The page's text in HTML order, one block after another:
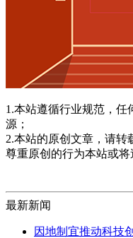
1.本站遵循行业规范，
源；
2.本站的原创文章，请
尊重原创的行为本站或将
最新新闻
因地制宜推动科技